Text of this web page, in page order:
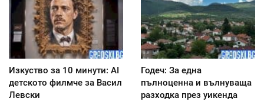
Изкуство за 10 минути: AI
детското филмче за Васил
Левски
Годеч: За една
пълноценна и вълнуваща
разходка през уикенда